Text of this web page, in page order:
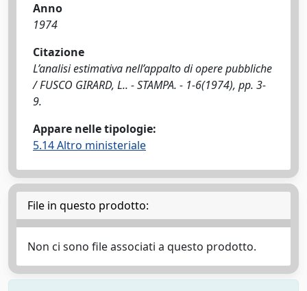
Anno
1974
Citazione
L’analisi estimativa nell’appalto di opere pubbliche
/ FUSCO GIRARD, L.. - STAMPA. - 1-6(1974), pp. 3-
9.
Appare nelle tipologie:
5.14 Altro ministeriale
File in questo prodotto:
Non ci sono file associati a questo prodotto.